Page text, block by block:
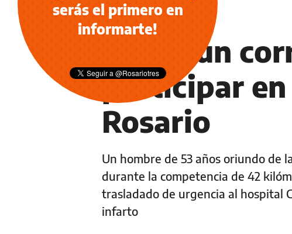
NOTICIAS
Murió un
participar
Rosario
Un hombre de 53 años oriundo de
durante la competencia de 42
trasladado de urgencia al hospital
infarto
serás el primero en
informarte!